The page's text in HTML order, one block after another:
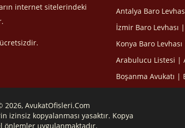
internet sitelerindeki
Antalya Baro
İzmir Baro Levhası
Konya Baro
Arabulucu Listesi |
Boşanma Avukatı |
2026, AvukatOfisleri.Com
izinsiz kopyalanması yasaktır. Kopya
önlemler uygulanmaktadır.